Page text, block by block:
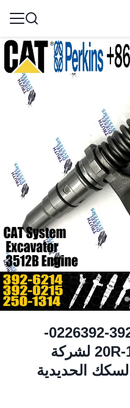
حاقن محرك الديزل 392-0226392-
6214 20R-1262192-2817 لشركة
كاتربيلر 5130/5230 السكك الحديدية